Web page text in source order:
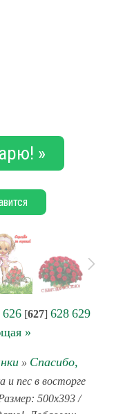
»
626[627] 628 629
»
» Спасибо,
и пес в восторге
500x393 /